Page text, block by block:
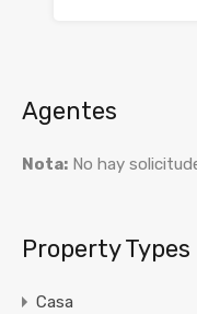
Agentes
Nota: No hay
Property Types
Casa